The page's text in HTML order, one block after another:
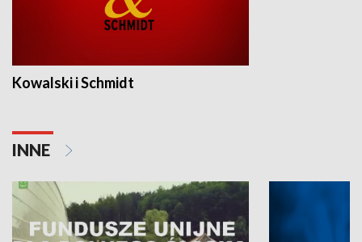
Kowalski i Schmidt
INNE